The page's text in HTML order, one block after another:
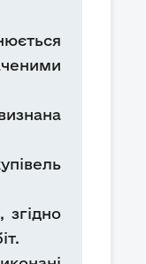
згідно